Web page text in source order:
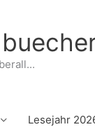
Lesejahr